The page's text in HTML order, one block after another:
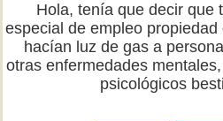
Hola, tenía que decir que
especial de empleo
hacían luz de gas a
otras enfermedades
psicológicos